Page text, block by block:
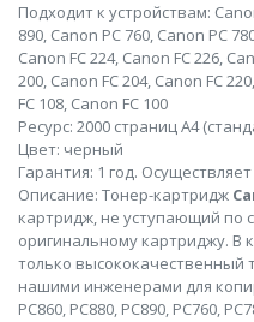
Подходит к устройствам:
890, Canon PC 760, Canon PC
Canon FC 224, Canon FC 226,
200, Canon FC 204, Canon FC
FC 108, Canon FC 100
Ресурс: 2000 страниц А4
Цвет: черный
Гарантия: 1 год.
Описание: Тонер-картридж
картридж, не уступающий по
оригинальному картриджу. В
только
нашими инженерами для
PC860, PC880, PC890, PC760,